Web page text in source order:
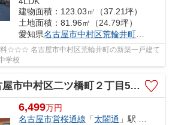
建物面積：123.03㎡（37.21坪）
土地面積：81.96㎡（24.79坪）
愛知県名古屋市中村区荒輪井町２丁目
☆☆☆ 名古屋市中村区荒輪井町の新築一戸建て
学校
村区二ツ橋町２丁目53-1【仲介手数料無料】新築一戸建て
6,499万円
名古屋市営桜通線 「太閤通 」駅 徒歩7分